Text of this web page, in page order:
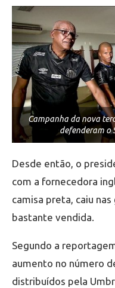
Campanha da nova
defenderam o
Desde então, o
com a fornecedora
camisa preta, caiu
bastante vendida.
Segundo a
aumento no número
distribuídos pela